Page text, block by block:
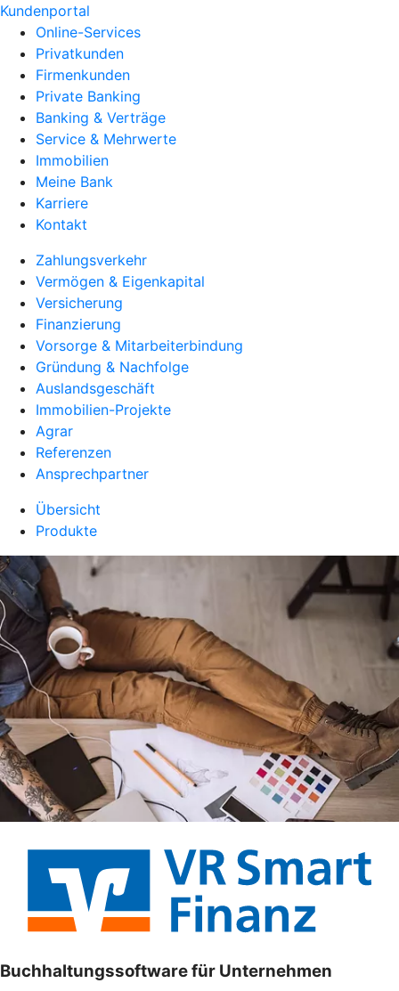
Kundenportal
Online-Services
Privatkunden
Firmenkunden
Private Banking
Banking & Verträge
Service & Mehrwerte
Immobilien
Meine Bank
Karriere
Kontakt
Zahlungsverkehr
Vermögen & Eigenkapital
Versicherung
Finanzierung
Vorsorge & Mitarbeiterbindung
Gründung & Nachfolge
Auslandsgeschäft
Immobilien-Projekte
Agrar
Referenzen
Ansprechpartner
Übersicht
Produkte
Buchhaltungssoftware für Unternehmen